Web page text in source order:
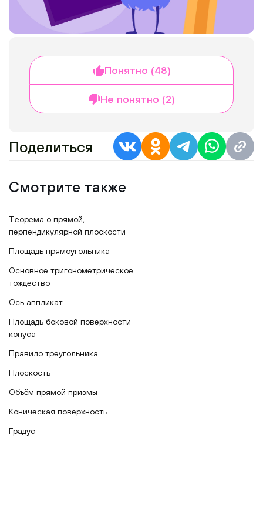
Понятно (48)
Не понятно (2)
Поделиться
Смотрите также
Теорема о прямой,
перпендикулярной плоскости
Площадь прямоугольника
Основное тригонометрическое
тождество
Ось аппликат
Площадь боковой поверхности
конуса
Правило треугольника
Плоскость
Объём прямой призмы
Коническая поверхность
Градус